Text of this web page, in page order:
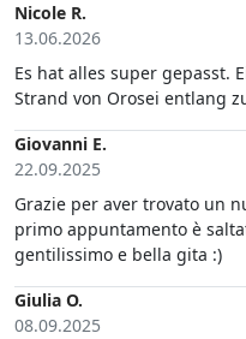
Nicole R.
13.06.2026
Es hat alles super gepasst.
Strand von Orosei entlang
Giovanni E.
22.09.2025
Grazie per aver trovato un
primo appuntamento è
gentilissimo e bella gita :)
Giulia O.
08.09.2025